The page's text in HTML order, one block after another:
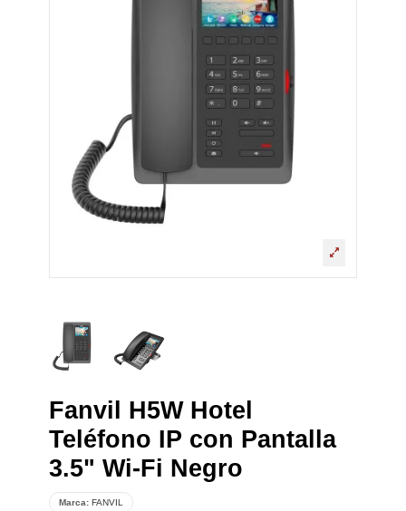
Fanvil H5W Hotel
Teléfono IP con Pantalla
3.5" Wi-Fi Negro
Marca: FANVIL